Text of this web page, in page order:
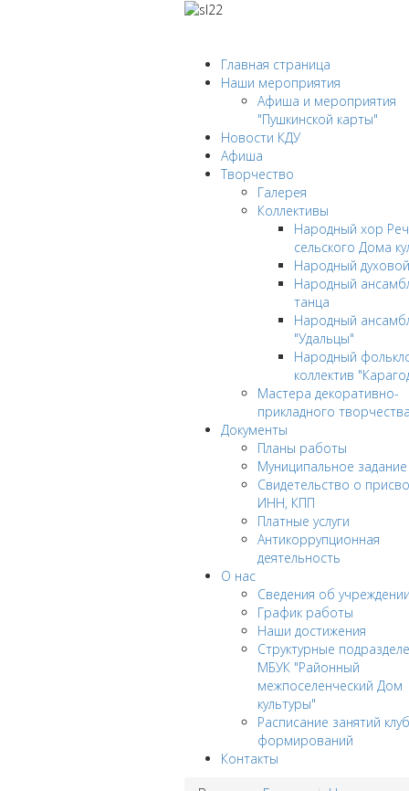
Главная страница
Наши мероприятия
Афиша и мероприятия
"Пушкинской карты"
Новости КДУ
Афиша
Творчество
Галерея
Коллективы
Народный хор
сельского Дома
Народный
Народный
танца
Народный
"Удальцы"
Народный
коллектив
Мастера декоративно-
прикладного
Документы
Планы работы
Муниципальное задание
Cвидетельство о
ИНН, КПП
Платные услуги
Антикоррупционная
деятельность
О нас
Сведения об
График работы
Наши достижения
Структурные
МБУК "Районный
межпоселенческий Дом
культуры"
Расписание занятий
формирований
Контакты